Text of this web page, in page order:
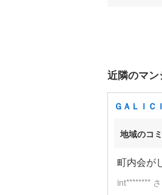
近隣のマン
ＧＡＬＩＣ
地域のコ
町内会が
int********